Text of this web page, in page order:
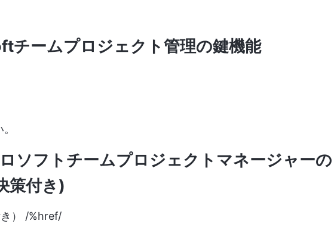
ームプロジェクト管理の鍵機能
ソフトチームプロジェクトマネージャーの
策付き)
） /%href/